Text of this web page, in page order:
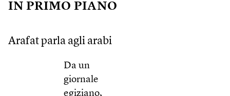
IN PRIMO PIANO
Arafat parla agli arabi
Da un
giornale
egiziano,